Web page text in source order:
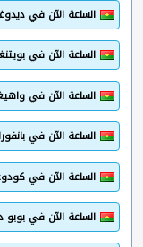
الساعة الآن في
الساعة الآن في
الساعة الآن في
الساعة الآن في بانفورا
الساعة الآن في
الساعة الآن في بوبو